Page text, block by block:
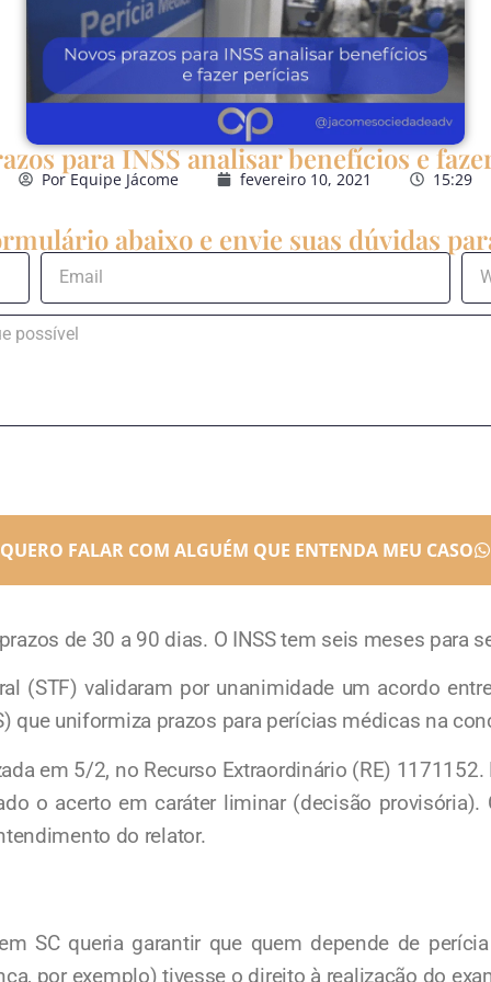
para INSS analisar benefícios e
PorEquipe Jácome fevereiro 10, 2021 15:29
abaixo e envie suas dúvidas
QUERO FALAR COM ALGUÉM QUE ENTENDA MEU CASO
de 30 a 90 dias. O INSS tem seis meses para
(STF) validaram por unanimidade um acordo
que uniformiza prazos para perícias médicas na
em 5/2, no Recurso Extraordinário (RE)
o acerto em caráter liminar (decisão
do relator.
SC queria garantir que quem depende de
por exemplo) tivesse o direito à realização do